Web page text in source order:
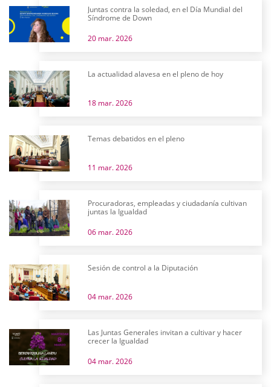
Juntas contra la soledad, en el Día Mundial del
Síndrome de Down
20 mar. 2026
La actualidad alavesa en el pleno de hoy
18 mar. 2026
Temas debatidos en el pleno
11 mar. 2026
Procuradoras, empleadas y ciudadanía cultivan
juntas la Igualdad
06 mar. 2026
Sesión de control a la Diputación
04 mar. 2026
Las Juntas Generales invitan a cultivar y hacer
crecer la Igualdad
04 mar. 2026